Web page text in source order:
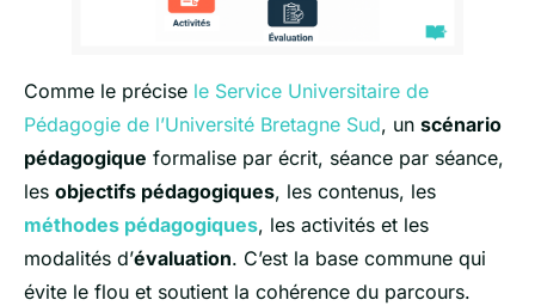
Comme le précise le Service Universitaire de
Pédagogie de l’Université Bretagne Sud, un scénario
pédagogique formalise par écrit, séance par séance,
les objectifs pédagogiques, les contenus, les
méthodes pédagogiques, les activités et les
modalités d’évaluation. C’est la base commune qui
évite le flou et soutient la cohérence du parcours.